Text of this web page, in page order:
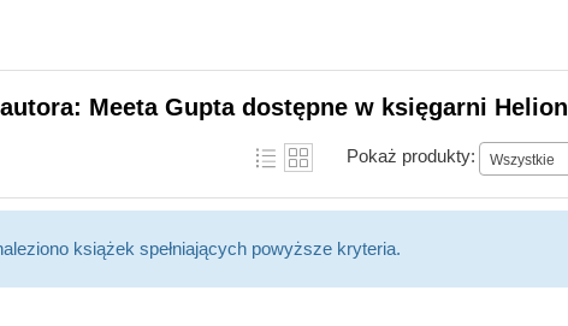
autora: Meeta Gupta dostępne w księgarni Helion
Pokaż produkty: Wszystkie
książek spełniających powyższe kryteria.